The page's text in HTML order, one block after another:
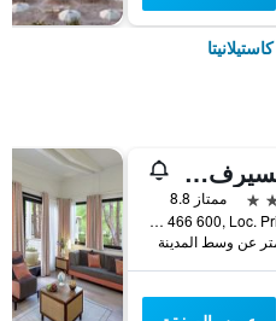
يثرا ريسيرف - كاليدريا 5
ممتاز 8.8
SS 106 Km 466 600, Loc. Principessa, كاستيلانيتا, مقاطعة تارانتو, إيطاليا